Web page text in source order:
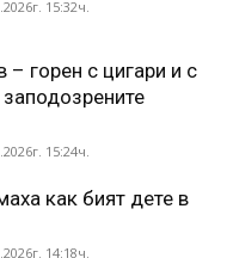
15:32ч.
горен с цигари и с
15:24ч.
как бият дете в
14:18ч.